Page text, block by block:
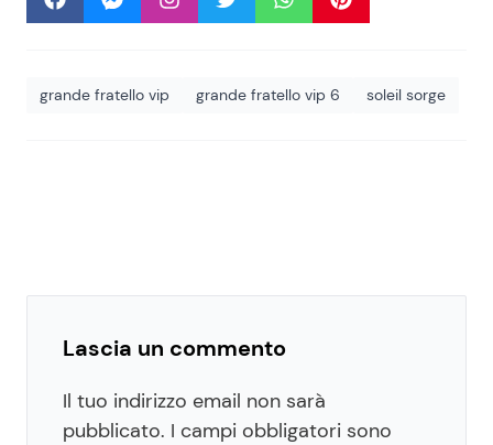
grande fratello vip grande fratello vip 6 soleil sorge
Lascia un commento
Il tuo indirizzo email non sarà
pubblicato. I campi obbligatori sono